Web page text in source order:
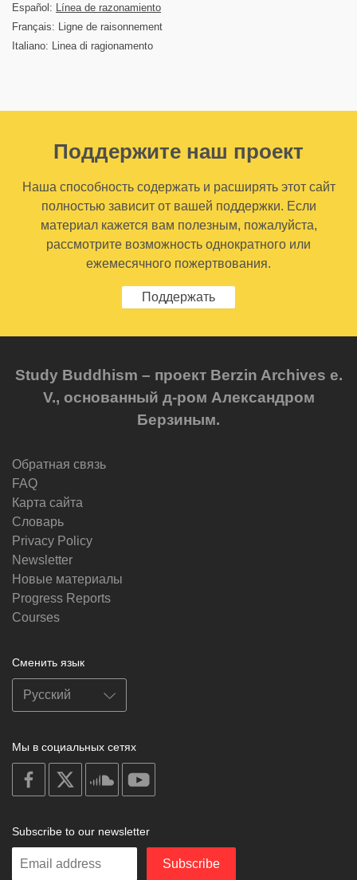
Español: Línea de razonamiento
Français: Ligne de raisonnement
Italiano: Linea di ragionamento
Поддержите наш проект
Наша способность содержать и расширять этот сайт
полностью зависит от вашей поддержки. Если
материал кажется вам полезным, пожалуйста,
рассмотрите возможность однократного или
ежемесячного пожертвования.
Поддержать
Study Buddhism – проект Berzin Archives e.
V., основанный д-ром Александром
Берзиным.
Обратная связь
FAQ
Карта сайта
Словарь
Privacy Policy
Newsletter
Новые материалы
Progress Reports
Courses
Сменить язык
Мы в социальных сетях
on
facebook
soundcloud
Subscribe to our newsletter
Enter
Subscribe